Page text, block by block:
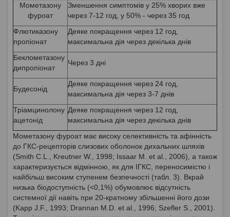
Мометазону
фуроат
Зменшення симптомів у 25% хворих вже
через 7-12 год, у 50% - через 35 год
Флютиказону
пропіонат
Деяке покращення через 12 год,
максимальна дія через декілька днів
Беклометазону
дипропіонат
Через 3 дні
Будесонід
Деяке покращення через 24 год,
максимальна дія через 3-7 днів
Тріамцинолону
ацетонід
Деяке покращення через 12 год,
максимальна дія через декілька днів
Мометазону фуроат має високу селективність та афінність
до ГКС-рецепторів слизових оболонок дихальних шляхів
(Smith C.L., Kreutner W., 1998; Issaar M. et al., 2006), а також
характеризується відмінною, як для ІГКС, переносимістю і
найбільш високим ступенем безпечності (табл. 3). Вкрай
низька біодоступність (<0,1%) обумовлює відсутність
системної дії навіть при 20-кратному збільшенні його дози
(Kapp J.F., 1993; Drannan M.D. et al., 1996; Szefler S., 2001).